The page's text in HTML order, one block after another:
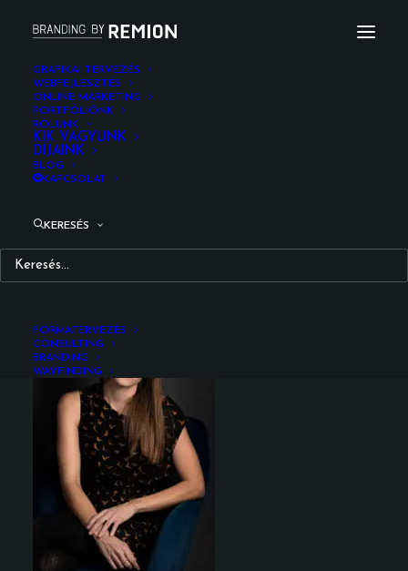
GRAFIKAI TERVEZÉS
WEBFEJLESZTÉS
ONLINE MARKETING
PORTFÓLIÓNK
RÓLUNK
KIK VAGYUNK
DÍJAINK
BLOG
KAPCSOLAT
KERESÉS
FORMATERVEZÉS
CONSULTING
BRANDING
WAYFINDING
Angela_Erdos_Remion_Design
Kezdőlap Rólunk